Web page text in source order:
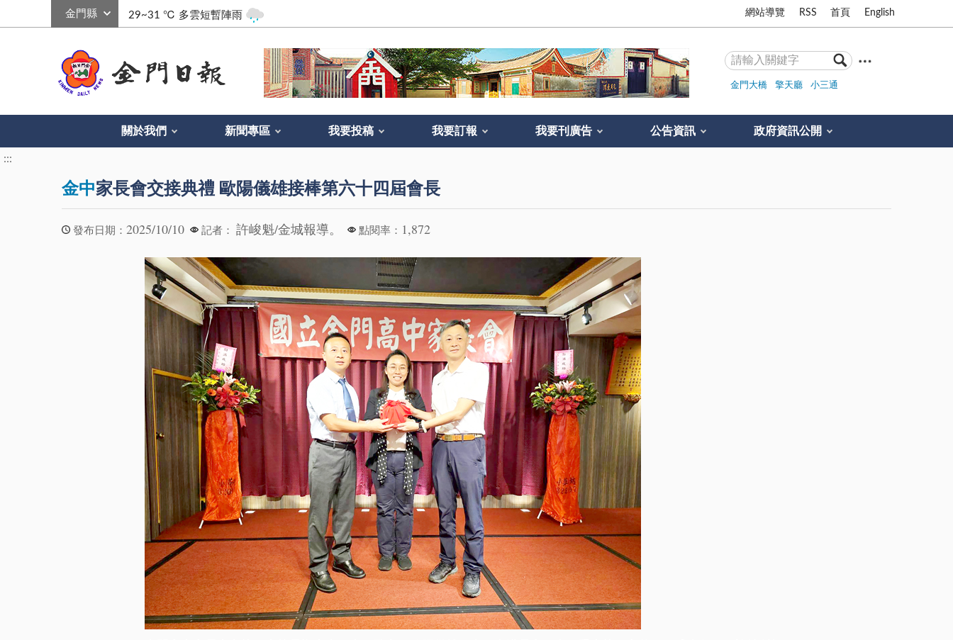
29~31 ℃ 多雲短暫陣雨 網站導覽 RSS 首頁 English
金門大橋 擎天廳 小三通
關於我們 新聞專區 我要投稿 我要訂報 我要刊廣告 公告資訊 政府資訊公開
:::
金中家長會交接典禮 歐陽儀雄接棒第六十四屆會長
發布日期： 2025/10/10 記者： 許峻魁/金城報導。 點閱率： 1,872